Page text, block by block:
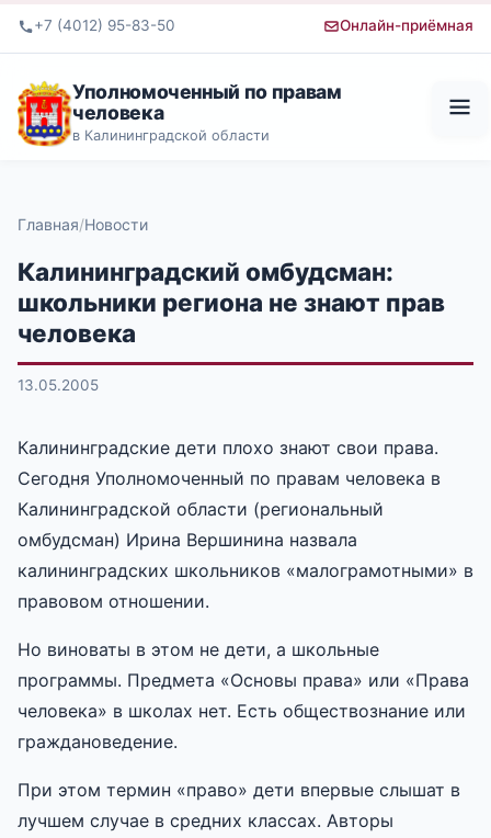
+7 (4012) 95-83-50 Онлайн-приёмная
Уполномоченный по правам
человека
в Калининградской области
Главная Новости
Калининградский омбудсман:
школьники региона не знают прав
человека
13.05.2005
Калининградские дети плохо знают свои права.
Сегодня Уполномоченный по правам человека в
Калининградской области (региональный
омбудсман) Ирина Вершинина назвала
калининградских школьников «малограмотными» в
правовом отношении.
Но виноваты в этом не дети, а школьные
программы. Предмета «Основы права» или «Права
человека» в школах нет. Есть обществознание или
граждановедение.
При этом термин «право» дети впервые слышат в
лучшем случае в средних классах. Авторы